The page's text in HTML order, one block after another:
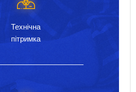
Технічна
пітримка